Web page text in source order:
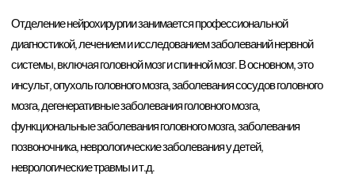
Отделение нейрохирургии занимается профессиональной
диагностикой, лечением и исследованием заболеваний нервной
системы, включая головной мозг и спинной мозг. В основном, это
инсульт, опухоль головного мозга, заболевания сосудов головного
мозга, дегенеративные заболевания головного мозга,
функциональные заболевания головного мозга, заболевания
позвоночника, неврологические заболевания у детей,
неврологические травмы и т.д.